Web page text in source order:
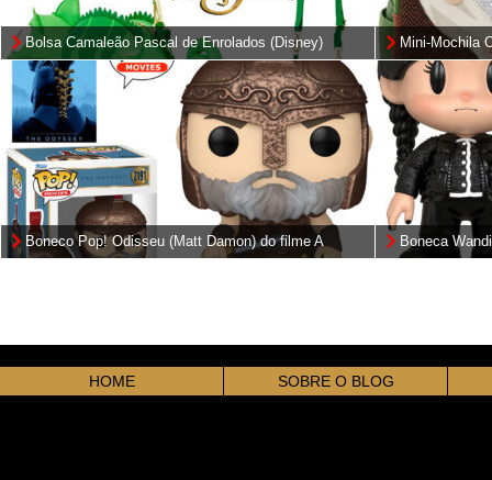
Bolsa Camaleão Pascal de Enrolados (Disney)
Mini-Mochila
Mithril e o
Rings)
Boneco Pop! Odisseu (Matt Damon) do filme A
Odisseia de Christopher Nolan
Boneca
Lobisomem
HOME SOBRE O BLOG